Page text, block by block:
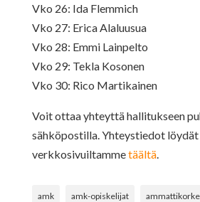
Vko 26: Ida Flemmich
Vko 27: Erica Alaluusua
Vko 28: Emmi Lainpelto
Vko 29: Tekla Kosonen
Vko 30: Rico Martikainen
Voit ottaa yhteyttä hallitukseen
sähköpostilla. Yhteystiedot löydät
verkkosivuiltammetäältä.
amk amk-opiskelijat